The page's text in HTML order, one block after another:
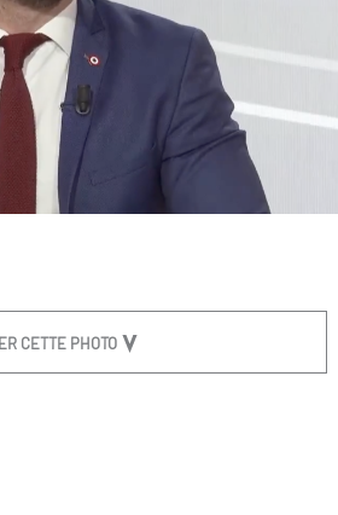
CETTE PHOTO